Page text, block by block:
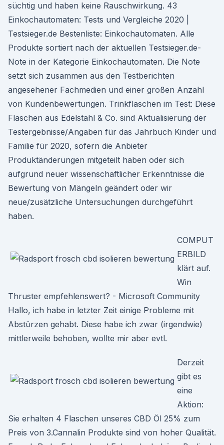
süchtig und haben keine Rauschwirkung. 43
Einkochautomaten: Tests und Vergleiche 2020 |
Testsieger.de Bestenliste: Einkochautomaten. Alle
Produkte sortiert nach der aktuellen Testsieger.de-
Note in der Kategorie Einkochautomaten. Die Note
setzt sich zusammen aus den Testberichten
angesehener Fachmedien und einer großen Anzahl
von Kundenbewertungen. Trinkflaschen im Test: Diese
Flaschen aus Edelstahl & Co. sind Aktualisierung der
Testergebnisse/Angaben für das Jahrbuch Kinder und
Familie für 2020, sofern die Anbieter
Produktänderungen mitgeteilt haben oder sich
aufgrund neuer wissenschaftlicher Erkenntnisse die
Bewertung von Mängeln geändert oder wir
neue/zusätzliche Untersuchungen durchgeführt
haben.
COMPUT
ERBILD
klärt auf.
Win
Thruster empfehlenswert? - Microsoft Community
Hallo, ich habe in letzter Zeit einige Probleme mit
Abstürzen gehabt. Diese habe ich zwar (irgendwie)
mittlerweile behoben, wollte mir aber evtl.
Derzeit
gibt es
eine
Aktion:
Sie erhalten 4 Flaschen unseres CBD Öl 25% zum
Preis von 3.Cannalin Produkte sind von hoher Qualität.